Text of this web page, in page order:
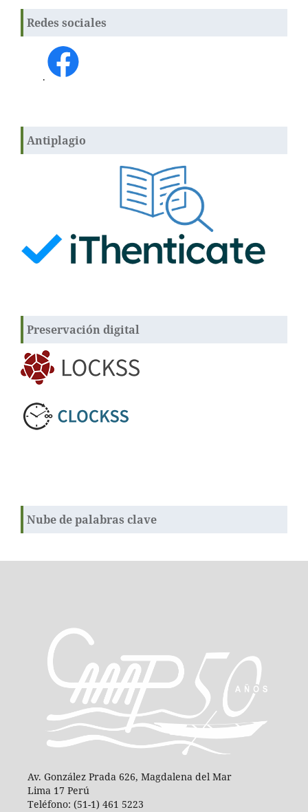
Redes sociales
.
Antiplagio
Preservación digital
Nube de palabras clave
Av. González Prada 626, Magdalena del Mar
Lima 17 Perú
Teléfono: (51-1) 461 5223